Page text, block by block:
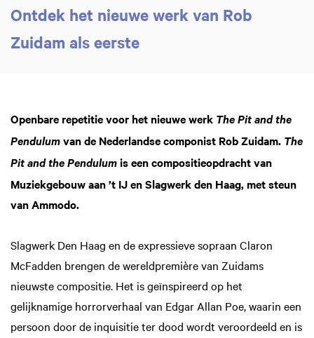
Ontdek het nieuwe werk van Rob
Zuidam als eerste
Openbare repetitie voor het nieuwe werk The Pit and the
Pendulum van de Nederlandse componist Rob Zuidam. The
Pit and the Pendulum is een compositieopdracht van
Muziekgebouw aan ’t IJ en Slagwerk den Haag, met steun
van Ammodo.
Slagwerk Den Haag en de expressieve sopraan Claron
McFadden brengen de wereldpremière van Zuidams
nieuwste compositie. Het is geïnspireerd op het
gelijknamige horrorverhaal van Edgar Allan Poe, waarin een
persoon door de inquisitie ter dood wordt veroordeeld en is
in